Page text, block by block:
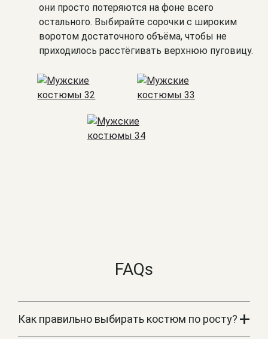
они просто потеряются на фоне всего
остального. Выбирайте сорочки с широким
воротом достаточного объёма, чтобы не
приходилось расстёгивать верхнюю пуговицу.
FAQs
Как правильно выбирать костюм по росту? +
Маркировка размера костюма включает в себя